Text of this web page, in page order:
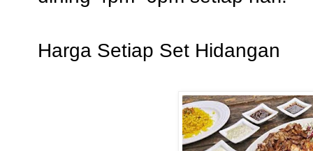
Harga Setiap Set Hidangan